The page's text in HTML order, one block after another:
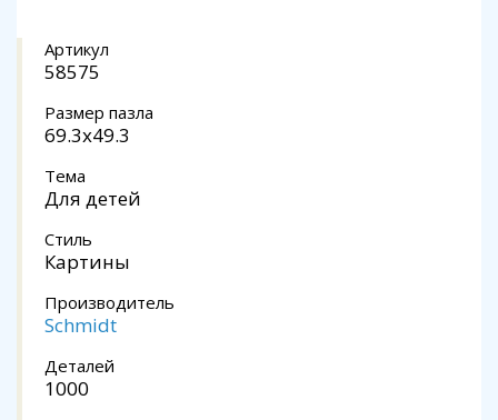
Артикул
58575
Размер пазла
69.3x49.3
Тема
Для детей
Стиль
Картины
Производитель
Schmidt
Деталей
1000